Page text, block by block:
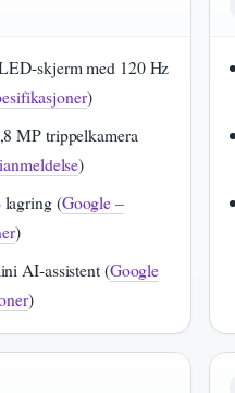
skjerm med 120 Hz
)
MP trippelkamera
)
lagring (Google –
)
AI-assistent (Google
)